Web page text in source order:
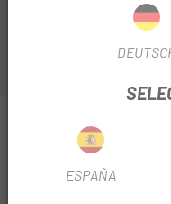
INFORMACIÓN
ESPAÑA